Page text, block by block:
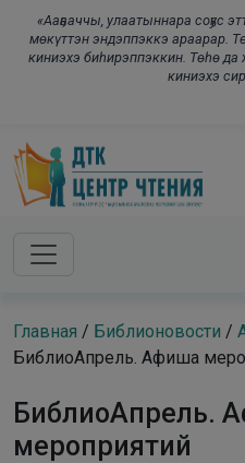
«Ааҕааччы, улаатыннара соҕус
мөкүттэн эндэппэккэ араарар.
киниэхэ биһирэппэккин. Төһө да
киниэхэ
Skip to main content
Главная / Библионовости /
БиблиоАпрель. Афиша
БиблиоАпрель.
мероприятий